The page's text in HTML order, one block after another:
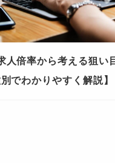
人倍率から考える狙い
でわかりやすく解説】